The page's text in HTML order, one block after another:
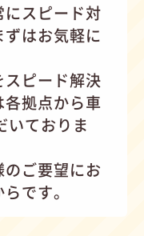
スピード対
はお気軽に
ピード解決
拠点から車
いておりま
ご要望にお
です。